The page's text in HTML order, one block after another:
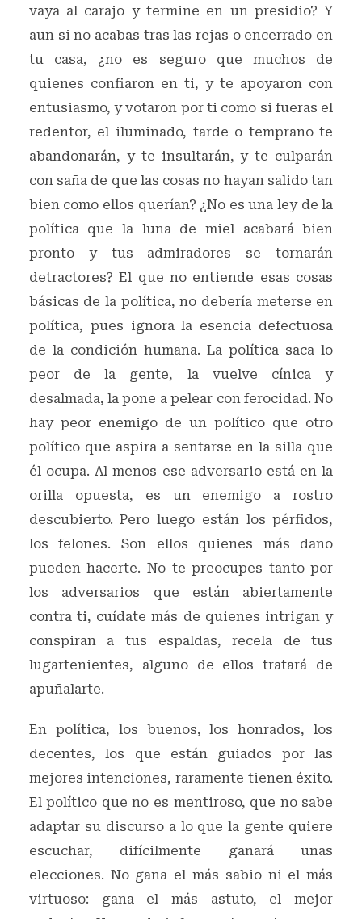
vaya al carajo y termine en un presidio? Y
aun si no acabas tras las rejas o encerrado en
tu casa, ¿no es seguro que muchos de
quienes confiaron en ti, y te apoyaron con
entusiasmo, y votaron por ti como si fueras el
redentor, el iluminado, tarde o temprano te
abandonarán, y te insultarán, y te culparán
con saña de que las cosas no hayan salido tan
bien como ellos querían? ¿No es una ley de la
política que la luna de miel acabará bien
pronto y tus admiradores se tornarán
detractores? El que no entiende esas cosas
básicas de la política, no debería meterse en
política, pues ignora la esencia defectuosa
de la condición humana. La política saca lo
peor de la gente, la vuelve cínica y
desalmada, la pone a pelear con ferocidad. No
hay peor enemigo de un político que otro
político que aspira a sentarse en la silla que
él ocupa. Al menos ese adversario está en la
orilla opuesta, es un enemigo a rostro
descubierto. Pero luego están los pérfidos,
los felones. Son ellos quienes más daño
pueden hacerte. No te preocupes tanto por
los adversarios que están abiertamente
contra ti, cuídate más de quienes intrigan y
conspiran a tus espaldas, recela de tus
lugartenientes, alguno de ellos tratará de
apuñalarte.
En política, los buenos, los honrados, los
decentes, los que están guiados por las
mejores intenciones, raramente tienen éxito.
El político que no es mentiroso, que no sabe
adaptar su discurso a lo que la gente quiere
escuchar, difícilmente ganará unas
elecciones. No gana el más sabio ni el más
virtuoso: gana el más astuto, el mejor